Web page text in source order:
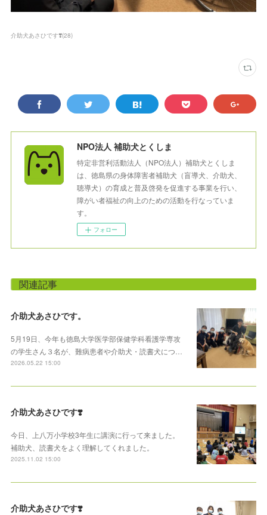
介助犬あさひです❣️(28)
NPO法人 補助犬とくしま
特定非営利活動法人（NPO法人）補助犬とくしま
は、徳島県の身体障害者補助犬（盲導犬、介助犬、
聴導犬）の育成と普及啓発を促進する事業を行い、
障がい者福祉の向上のための活動を行なっていま
す。
フォロー
関連記事
介助犬あさひです。
5月19日、今年も徳島大学医学部保健学科看護学専攻
の学生さん３名が、難病患者や介助犬・読書犬につ…
2026.05.22 15:00
介助犬あさひです❣️
今日、上八万小学校3年生に講演に行って来ました。
補助犬、読書犬をよく理解してくれました。
2025.11.02 15:00
介助犬あさひです❣️